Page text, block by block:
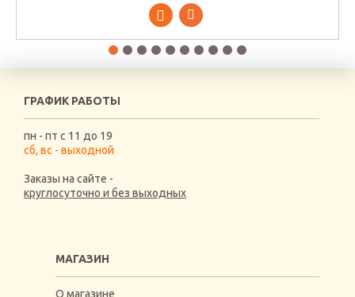
ГРАФИК РАБОТЫ
пн - пт с 11 до 19
сб, вс - выходной
Заказы на сайте -
круглосуточно и без выходных
МАГАЗИН
О магазине